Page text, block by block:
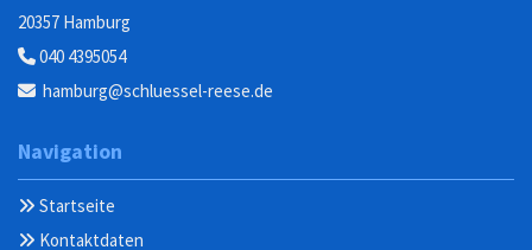
20357 Hamburg
 040 4395054
 hamburg@schluessel-reese.de
Navigation
 Startseite
 Kontaktdaten